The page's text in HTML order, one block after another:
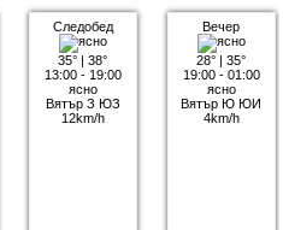
Следобед
35° |38°
13:00 - 19:00
ясно
Вятър З ЮЗ
12km/h
Вечер
28° |35°
19:00 - 01:00
ясно
Вятър Ю ЮИ
4km/h